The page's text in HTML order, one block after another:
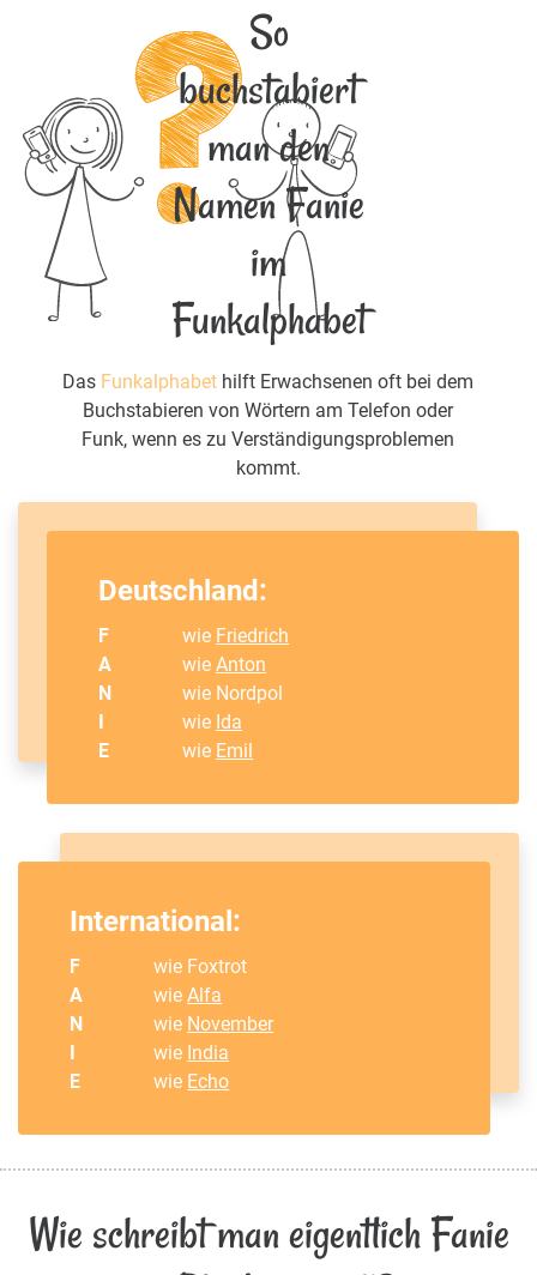
So
buchstabiert
man den
Namen Fanie
im
Funkalphabet
Das Funkalphabet hilft Erwachsenen oft bei dem
Buchstabieren von Wörtern am Telefon oder
Funk, wenn es zu Verständigungsproblemen
kommt.
Deutschland:
F wie Friedrich
A
wieAnton
N
wie Nordpol
I
wie Ida
E
wie Emil
International:
F
wie Foxtrot
A
wieAlfa
N
wie November
I
wie India
E
wie Echo
Wie schreibt man eigentlich Fanie